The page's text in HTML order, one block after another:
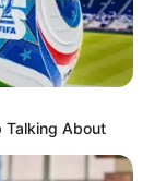
Talking About